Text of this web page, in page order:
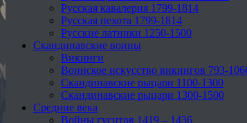
Русская кавалерия 1799-1814
Русская пехота 1799-1814
Русские латники 1250-1500
Скандинавские воины
Викинги
Воинское искусство викингов 793-
Скандинавские рыцари 1100-1300
Скандинавские рыцари 1300-1500
Средние века
Войны гуситов 1419 – 1436